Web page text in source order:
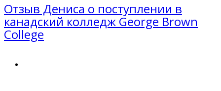
Отзыв Дениса о поступлении в
канадский колледж George Brown
College